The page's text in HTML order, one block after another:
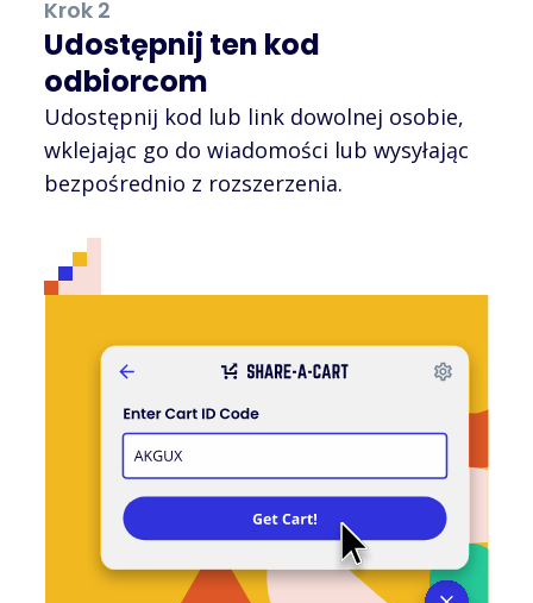
Krok 2
Udostępnij ten kod
odbiorcom
Udostępnij kod lub link dowolnej osobie,
wklejając go do wiadomości lub wysyłając
bezpośrednio z rozszerzenia.